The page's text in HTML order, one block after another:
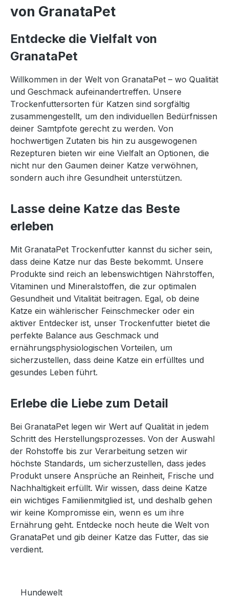
von GranataPet
Entdecke die Vielfalt von
GranataPet
Willkommen in der Welt von GranataPet – wo Qualität
und Geschmack aufeinandertreffen. Unsere
Trockenfuttersorten für Katzen sind sorgfältig
zusammengestellt, um den individuellen Bedürfnissen
deiner Samtpfote gerecht zu werden. Von
hochwertigen Zutaten bis hin zu ausgewogenen
Rezepturen bieten wir eine Vielfalt an Optionen, die
nicht nur den Gaumen deiner Katze verwöhnen,
sondern auch ihre Gesundheit unterstützen.
Lasse deine Katze das Beste
erleben
Mit GranataPet Trockenfutter kannst du sicher sein,
dass deine Katze nur das Beste bekommt. Unsere
Produkte sind reich an lebenswichtigen Nährstoffen,
Vitaminen und Mineralstoffen, die zur optimalen
Gesundheit und Vitalität beitragen. Egal, ob deine
Katze ein wählerischer Feinschmecker oder ein
aktiver Entdecker ist, unser Trockenfutter bietet die
perfekte Balance aus Geschmack und
ernährungsphysiologischen Vorteilen, um
sicherzustellen, dass deine Katze ein erfülltes und
gesundes Leben führt.
Erlebe die Liebe zum Detail
Bei GranataPet legen wir Wert auf Qualität in jedem
Schritt des Herstellungsprozesses. Von der Auswahl
der Rohstoffe bis zur Verarbeitung setzen wir
höchste Standards, um sicherzustellen, dass jedes
Produkt unsere Ansprüche an Reinheit, Frische und
Nachhaltigkeit erfüllt. Wir wissen, dass deine Katze
ein wichtiges Familienmitglied ist, und deshalb gehen
wir keine Kompromisse ein, wenn es um ihre
Ernährung geht. Entdecke noch heute die Welt von
GranataPet und gib deiner Katze das Futter, das sie
verdient.
Hundewelt